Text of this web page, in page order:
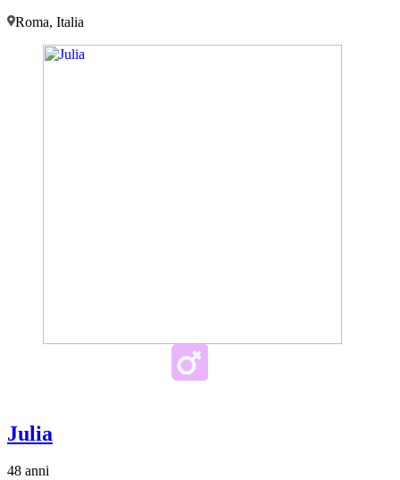
Roma, Italia
Julia
48 anni